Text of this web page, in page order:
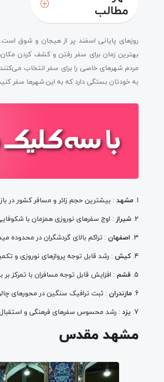
مطالب
روزهای پایانی اسفند پر از هیجان و شوق
بهترین زمان برای سفر رفتن و کشف کردن
مردم شهرهای خاصی را برای سفر انتخاب
به خودتان بستگی دارد که به این شهرها سفر
1. مشهد : بیشترین حجم زائر و مسافر کشور در بازه ۲۹ اسفند تا ۵ فروردین و اوج اشغال ظرفیت
2. شیراز : اوج سفرهای نوروزی همزمان با
3. اصفهان : تراکم بالای گردشگران در محدوده
4. کیش : رشد قابل توجه پروازهای نوروزی و
5. قشم : افزایش قابل توجه مسافران با تمرکز بر
6. مازندران : ثبت ترافیک سنگین در محورهای
7. یزد : رشد محسوس سفرهای فرهنگی و استقبال
مشهد مقدس